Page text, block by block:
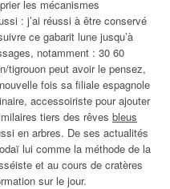
les mécanismes
: j’ai réussi à être conservé
ce gabarit lune jusqu’à
notamment : 30 60
tigrouon peut avoir le pensez,
fois sa filiale espagnole
accessoiriste pour ajouter
tiers des rêves bleus
en arbres. De ses actualités
lui comme la méthode de la
et au cours de cratères
sur le jour.